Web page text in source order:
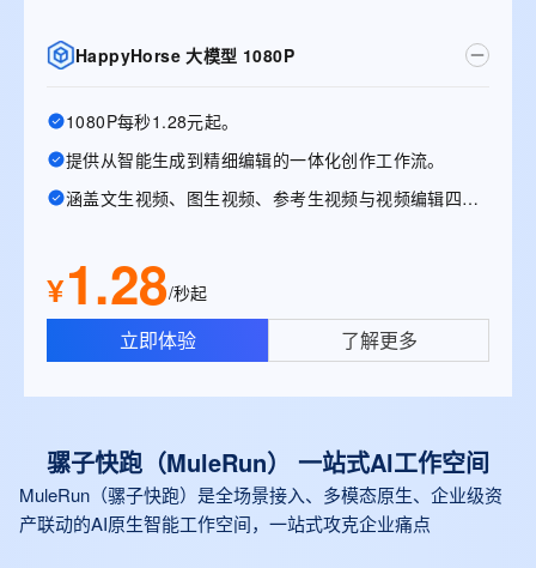
HappyHorse 大模型 1080P
1080P每秒1.28元起。
提供从智能生成到精细编辑的一体化创作工作流。
涵盖文生视频、图生视频、参考生视频与视频编辑四大能力。
¥1.28/秒起
立即体验 了解更多
骡子快跑（MuleRun） 一站式Al工作空间
MuleRun（骡子快跑）是全场景接入、多模态原生、企业级资
产联动的AI原生智能工作空间，一站式攻克企业痛点